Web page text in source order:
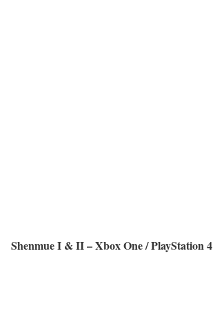
Shenmue I & II – Xbox One / PlayStation 4